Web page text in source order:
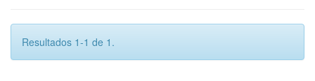
Resultados 1-1 de 1.